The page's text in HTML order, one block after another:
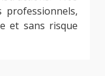
et sans risque